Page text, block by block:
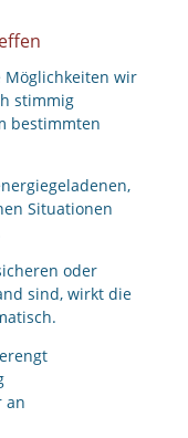
Möglichkeiten wir
stimmig
bestimmten
Situationen
oder
sind, wirkt die
an